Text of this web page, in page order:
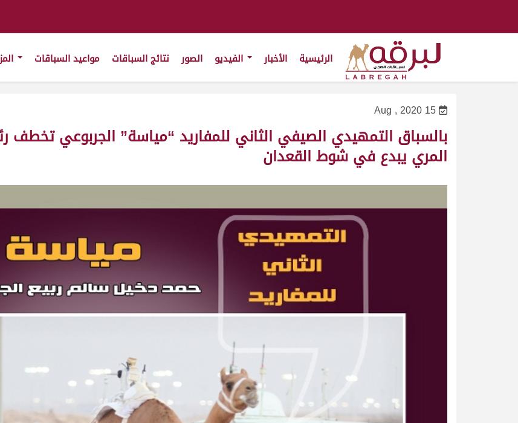
الرئيسية الأخبار الصور نتائج السباقات مواعيد السباقات
15 Aug , 2020
بالسباق التمهيدي الصيفي الثاني للمفاريد “مياسة” الجربوعي تخطف
المري يبدع في شوط القعدان